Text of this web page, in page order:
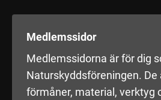
Medlemssidor
Medlemssidorna är för dig
Naturskyddsföreningen. De
förmåner, material, verktyg